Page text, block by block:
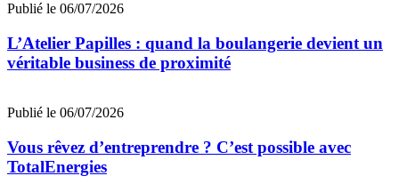
Publié le 06/07/2026
L’Atelier Papilles : quand la boulangerie devient un
véritable business de proximité
Publié le 06/07/2026
Vous rêvez d’entreprendre ? C’est possible avec
TotalEnergies